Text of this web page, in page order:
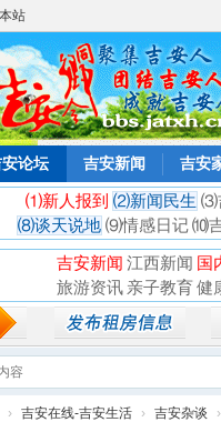
站
论坛 吉安新闻 吉安
⑴新人报到 ⑵新闻民生 ⑶
⑻谈天说地 ⑼情感日记 ⑽
吉安新闻 江西新闻 国
旅游资讯 亲子教育 健
› 吉安在线-吉安生活 › 吉安杂谈 ›